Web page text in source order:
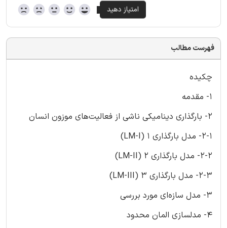
فهرست مطالب
چکیده
1- مقدمه
2- بارگذاری دینامیکی ناشی از فعالیت‌های موزون انسان
2-1- مدل بارگذاری 1 (LM-I)
2-2- مدل بارگذاری 2 (LM-II)
2-3- مدل بارگذاری 3 (LM-III)
3- مدل سازه‌ای مورد بررسی
4- مدلسازی المان محدود